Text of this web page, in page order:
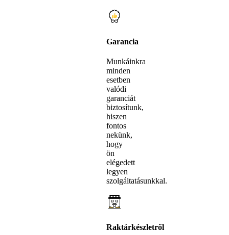
Garancia
Munkáinkra
minden
esetben
valódi
garanciát
biztosítunk,
hiszen
fontos
nekünk,
hogy
ön
elégedett
legyen
szolgáltatásunkkal.
Raktárkészletről